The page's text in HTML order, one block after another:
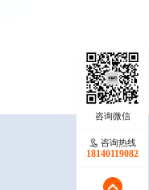
咨询热线
18140119082